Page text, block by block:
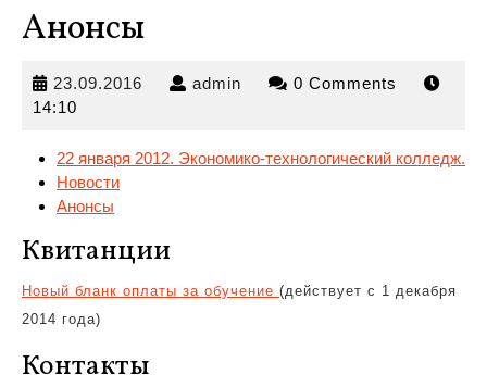
Анонсы
23.09.2016 23.09.2016
admin admin 0 Comments
14:10
22 января 2012. Экономико-технологический колледж.
Новости
Анонсы
Квитанции
Новый бланк оплаты за обучение (действует с 1 декабря
2014 года)
Контакты